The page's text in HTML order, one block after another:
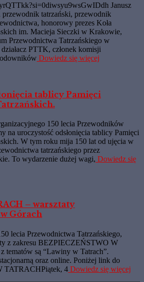
Janusz
tatrzański, przewodnik
honorowy prezes Koła
im. Macieja Sieczki w Krakowie,
Przewodnictwa Tatrzańskiego w
PTTK, członek komisji
Dowiedz się więcej
tablicy Pamięci
150 lecia Przewodników
na uroczystość odsłonięcia tablicy Pamięci
W tym roku mija 150 lat od ujęcia w
tatrzańskiego przez
To wydarzenie dużej wagi, Dowiedz się
– warsztaty
Górach
lecia Przewodnictwa Tatrzańskiego,
z zakresu BEZPIECZEŃSTWO W
tematów są “Lawiny w Tatrach”.
oraz online. Poniżej link do
TATRACHPiątek, 4 Dowiedz się więcej